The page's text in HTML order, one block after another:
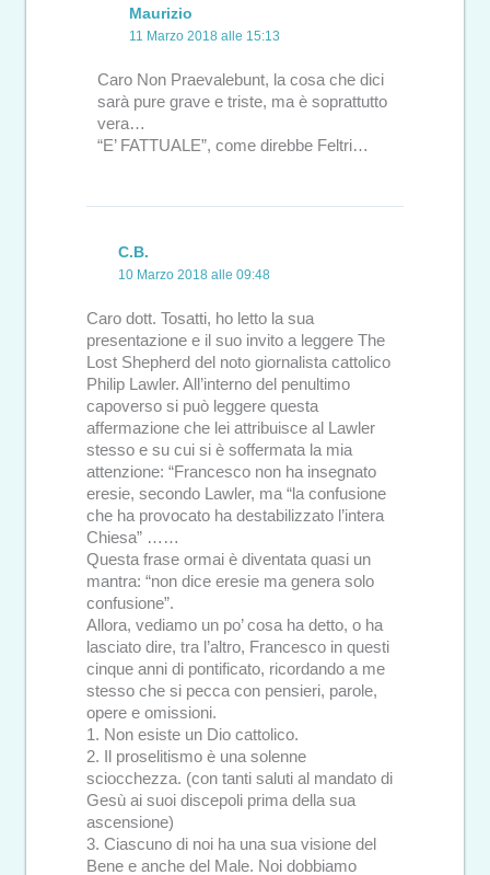
Maurizio
11 Marzo 2018 alle 15:13
Caro Non Praevalebunt, la cosa che dici
sarà pure grave e triste, ma è soprattutto
vera…
“E’ FATTUALE”, come direbbe Feltri…
C.B.
10 Marzo 2018 alle 09:48
Caro dott. Tosatti, ho letto la sua
presentazione e il suo invito a leggere The
Lost Shepherd del noto giornalista cattolico
Philip Lawler. All’interno del penultimo
capoverso si può leggere questa
affermazione che lei attribuisce al Lawler
stesso e su cui si è soffermata la mia
attenzione: “Francesco non ha insegnato
eresie, secondo Lawler, ma “la confusione
che ha provocato ha destabilizzato l’intera
Chiesa” ……
Questa frase ormai è diventata quasi un
mantra: “non dice eresie ma genera solo
confusione”.
Allora, vediamo un po’ cosa ha detto, o ha
lasciato dire, tra l’altro, Francesco in questi
cinque anni di pontificato, ricordando a me
stesso che si pecca con pensieri, parole,
opere e omissioni.
1. Non esiste un Dio cattolico.
2. Il proselitismo è una solenne
sciocchezza. (con tanti saluti al mandato di
Gesù ai suoi discepoli prima della sua
ascensione)
3. Ciascuno di noi ha una sua visione del
Bene e anche del Male. Noi dobbiamo